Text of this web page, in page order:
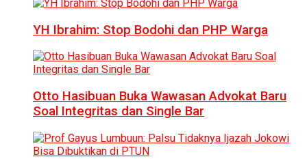
YH Ibrahim: Stop Bodohi dan PHP Warga
Otto Hasibuan Buka Wawasan Advokat Baru
Soal Integritas dan Single Bar